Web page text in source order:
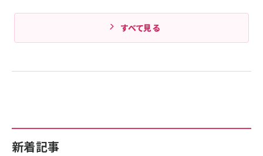
新着記事
すべて見る